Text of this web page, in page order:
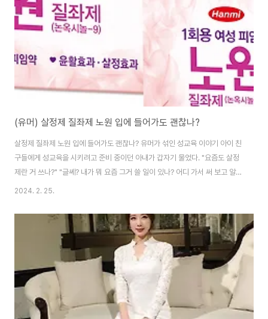
와 디스플레이 프리미엄 제품 판매를 확대하여 견조한 실적을 거두었습니다.
삼성전자 DS부문 (뜻..
(유머) 살정제 질좌제 노원 입에 들어가도 괜찮나?
살정제 질좌제 노원 입에 들어가도 괜찮나? 유머가 섞인 성교육 이야기 아이 친
구들에게 성교육을 시키려고 준비 중이던 아내가 갑자기 물었다. "요즘도 살정
제란 거 쓰나?" "글쎄? 내가 뭐 요즘 그거 쓸 일이 있나? 어디 가서 써 보고 알
려줘?" "..." "있는지 네이버 검색해 보고 알려줄게." 곧장 검색해 보니 최근까지
보네 질문이 많이 올라와 있네 그려." "으응 그렇구낭~" 그러면서 아내가 PPT
작성을 이어가는데... 노원을 입에 넣었다는 글이 보인다. "아니 미친... 노원을
왜 처먹어...." 그 혼잣말에 아내가 빵 터진다. 우리 부부 요새 이러고 논다. 그나
저나 외부 피임약인 노원 질좌제가 입에 들어가도 괜찮을까? 결..
2024. 2. 25.